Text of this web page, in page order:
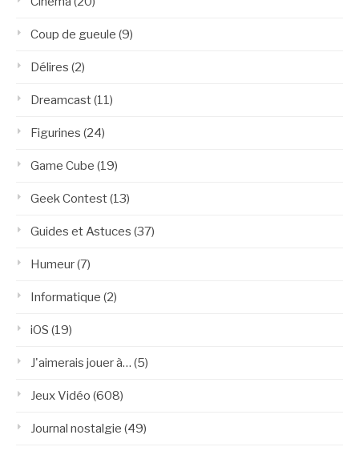
Coup de gueule (9)
Délires (2)
Dreamcast(11)
Figurines (24)
Game Cube (19)
Geek Contest(13)
Guides et Astuces (37)
Humeur(7)
Informatique (2)
iOS (19)
J'aimerais jouer à… (5)
Jeux Vidéo (608)
Journal nostalgie (49)